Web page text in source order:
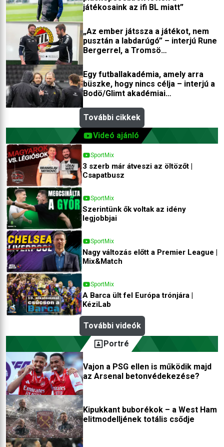
játékosaink az ifi BL miatt”
„Az ember játssza a játékot, nem
pusztán a labdarúgó” – interjú Rune
Bergerrel, a Tromsö
Egy futballakadémia, amely arra
büszke, hogy nincs célja – interjú a
Bodö/Glimt akadémiai
További cikkek
Videó ajánló
SportMix
3 szerb már átveszi az öltözőt |
Csapatbusz
SportMix
Szerintünk ők voltak az idény
legjobbjai
SportMix
Nagy változás előtt a Premier League |
Mix&Match
SportMix
A Barca ült fel Európa trónjára |
KéziLab
További videók
Portré
Vajon a PSG ellen is működik majd
az Arsenal betonvédekezése?
Kipukkant buborékok – a West Ham
elitmodelljének totális csődje